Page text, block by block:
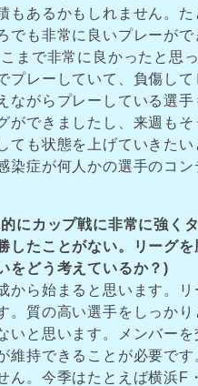
もあるかもしれません。
でも非常に良いプレーが
まで非常に良かったと思
プレーしていて、負傷し
ながらプレーしている選
ができましたし、来週も
ても状態を上げていきた
染症が何人かの選手のコ
にカップ戦に非常に強く
したことがない。リーグ
をどう考えているか？)
から始まると思います。
。質の高い選手をしっか
いと思います。メンバー
維持できることが必要で
ん。今季はたとえば横浜F